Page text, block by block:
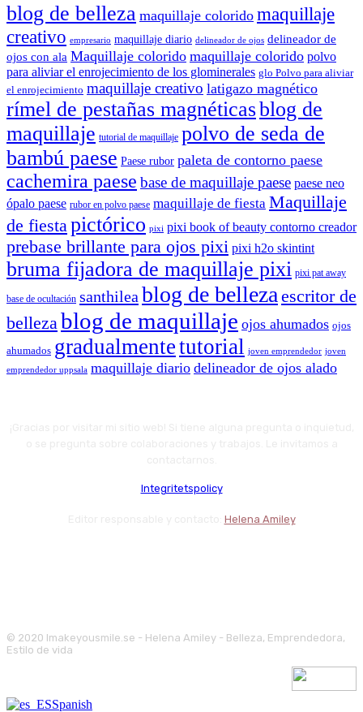
blog de belleza maquillaje colorido maquillaje
creativo empresario maquillaje diario delineador de ojos delineador de
ojos con ala Maquillaje colorido maquillaje colorido polvo
para aliviar el enrojecimiento de los glominerales glo Polvo para aliviar
el enrojecimiento maquillaje creativo latigazo magnético
rímel de pestañas magnéticasblog de
maquillaje tutorial de maquillaje polvo de seda de
bambú paese Paese rubor paleta de contorno paese
cachemira paese base de maquillaje paese paese neo
ópalo paese rubor en polvo paese maquillaje de fiesta Maquillaje
de fiestapictórico pixi pixi book of beauty contorno creador
prebase brillante para ojos pixi pixi h2o skintint
bruma fijadora de maquillaje pixi pixi pat away
base de ocultación santhilea blog de belleza escritor de
belleza blog de maquillaje ojos ahumados ojos
ahumados gradualmentetutorial joven emprendedor joven
emprendedor uppsala maquillaje diario delineador de ojos alado
Integritetspolicy
Helena Amiley
© 2020 Imakeyousmile.se - Helena Amiley - Belleza, Emprendedora,
Estilo de vida
Spanish